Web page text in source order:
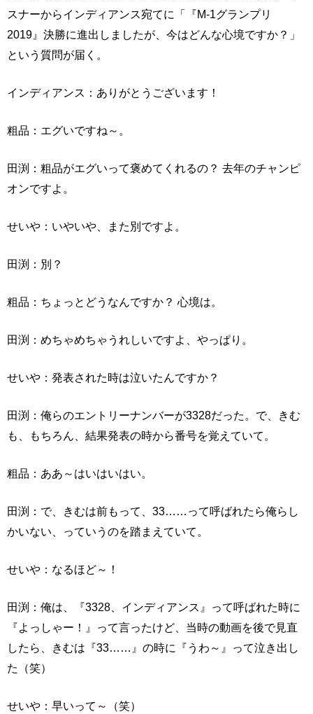
スナーからインディアンス宛てに「『M-1グランプリ
2019』決勝に進出しましたが、今はどんな心境ですか？」
という質問が届く。
インディアンス：ありがとうございます！
粗品：エグいですね～。
田渕：粗品がエグいって褒めてくれるの？ 去年のチャンピ
オンですよ。
せいや：いやいや、また別ですよ。
田渕：別？
粗品：ちょっとどうなんですか？ 心境は。
田渕：めちゃめちゃうれしいですよ、やっぱり。
せいや：発表された時は泣いたんですか？
田渕：俺らのエントリーナンバーが3328だった。で、きむ
も、もちろん、結果発表の時から番号を覚えていて。
粗品：ああ～はいはいはい。
田渕：で、きむは前もって、33……って呼ばれたら俺らし
かいない、っていうのを踏まえていて。
せいや：なるほど～！
田渕：俺は、『3328、インディアンス』って呼ばれた時に
『よっしゃー！』って言ったけど、当時の動画を後で見直
したら、きむは『33……』の時に『うわ～』って泣き出し
た（笑）
せいや：早いって～（笑）